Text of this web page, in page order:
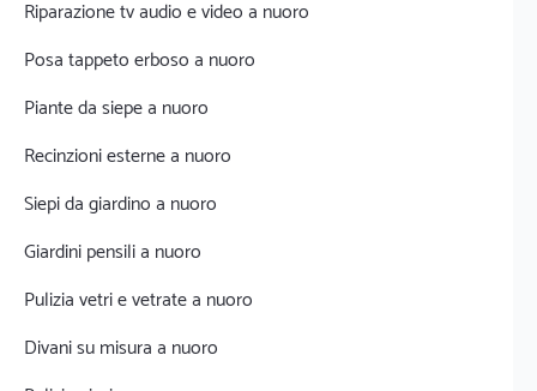
Riparazione tv audio e video a nuoro
Posa tappeto erboso a nuoro
Piante da siepe a nuoro
Recinzioni esterne a nuoro
Siepi da giardino a nuoro
Giardini pensili a nuoro
Pulizia vetri e vetrate a nuoro
Divani su misura a nuoro